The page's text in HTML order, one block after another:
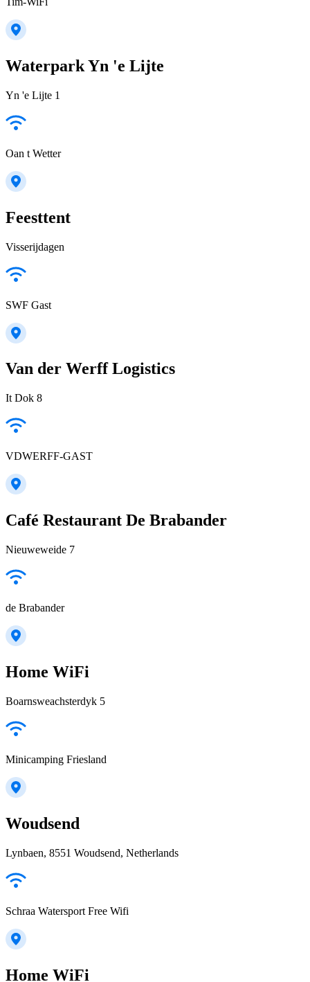
Waterpark Yn 'e Lijte
Yn 'e Lijte 1
Oan t Wetter
Feesttent
Visserijdagen
SWF Gast
Van der Werff Logistics
It Dok 8
VDWERFF-GAST
Café Restaurant De Brabander
Nieuweweide 7
de Brabander
Home WiFi
Boarnsweachsterdyk 5
Minicamping Friesland
Woudsend
Lynbaen, 8551 Woudsend, Netherlands
Schraa Watersport Free Wifi
Home WiFi